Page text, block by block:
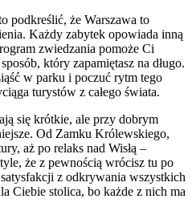
podkreślić, że Warszawa to
Każdy zabytek opowiada inną
zwiedzania pomoże Ci
który zapamiętasz na długo.
w parku i poczuć rytm tego
turystów z całego świata.
się krótkie, ale przy dobrym
Od Zamku Królewskiego,
aż po relaks nad Wisłą –
że z pewnością wrócisz tu po
z odkrywania wszystkich
Ciebie stolica, bo każde z nich ma